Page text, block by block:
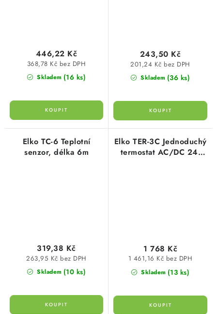
Skladem (16 ks)
368,78 Kč bez DPH
446,22 Kč
Skladem (36 ks)
201,24 Kč bez DPH
243,50 Kč
Elko TC-6 Teplotní
senzor, délka 6m
Skladem (10 ks)
263,95 Kč bez DPH
319,38 Kč
Elko TER-3C Jednoduchý
termostat AC/DC 24-
Skladem (13 ks)
1 461,16 Kč bez DPH
1 768 Kč